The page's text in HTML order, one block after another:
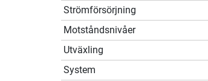
Strömförsörjning
Motståndsnivåer
Utväxling
System